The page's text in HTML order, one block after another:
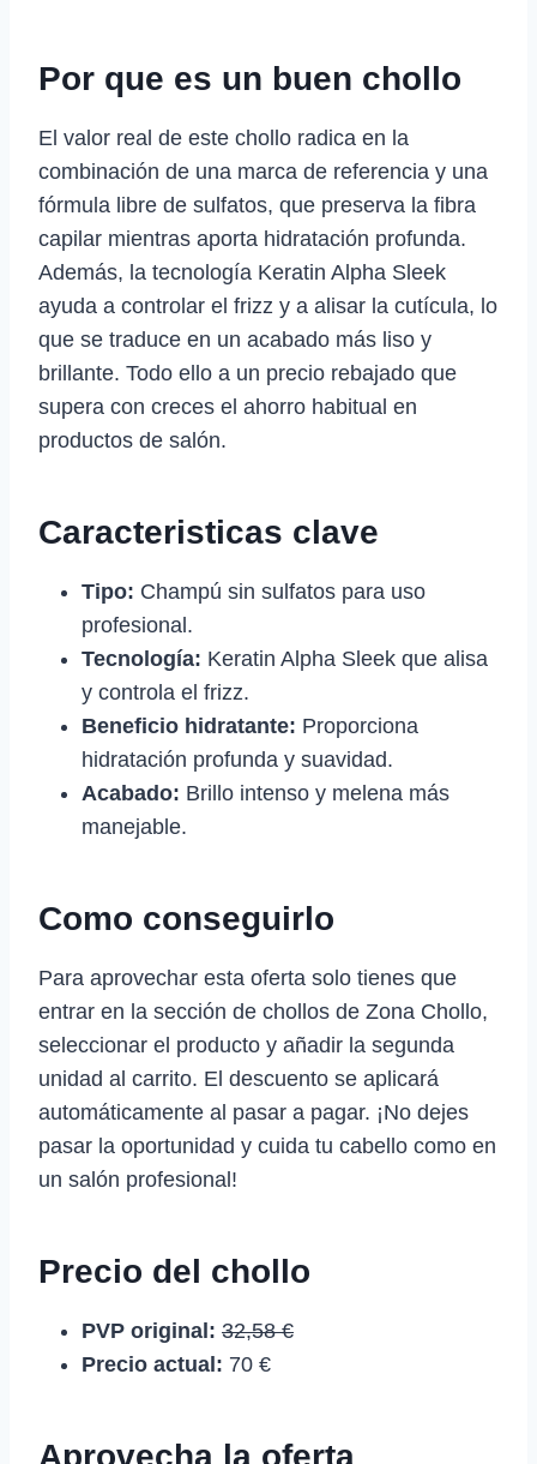
Por que es un buen chollo
El valor real de este chollo radica en la
combinación de una marca de referencia y una
fórmula libre de sulfatos, que preserva la fibra
capilar mientras aporta hidratación profunda.
Además, la tecnología Keratin Alpha Sleek
ayuda a controlar el frizz y a alisar la cutícula, lo
que se traduce en un acabado más liso y
brillante. Todo ello a un precio rebajado que
supera con creces el ahorro habitual en
productos de salón.
Caracteristicas clave
Tipo: Champú sin sulfatos para uso
profesional.
Tecnología: Keratin Alpha Sleek que alisa
y controla el frizz.
Beneficio hidratante: Proporciona
hidratación profunda y suavidad.
Acabado: Brillo intenso y melena más
manejable.
Como conseguirlo
Para aprovechar esta oferta solo tienes que
entrar en la sección de chollos de Zona Chollo,
seleccionar el producto y añadir la segunda
unidad al carrito. El descuento se aplicará
automáticamente al pasar a pagar. ¡No dejes
pasar la oportunidad y cuida tu cabello como en
un salón profesional!
Precio del chollo
PVP original: 32,58 €
Precio actual: 70 €
Aprovecha la oferta